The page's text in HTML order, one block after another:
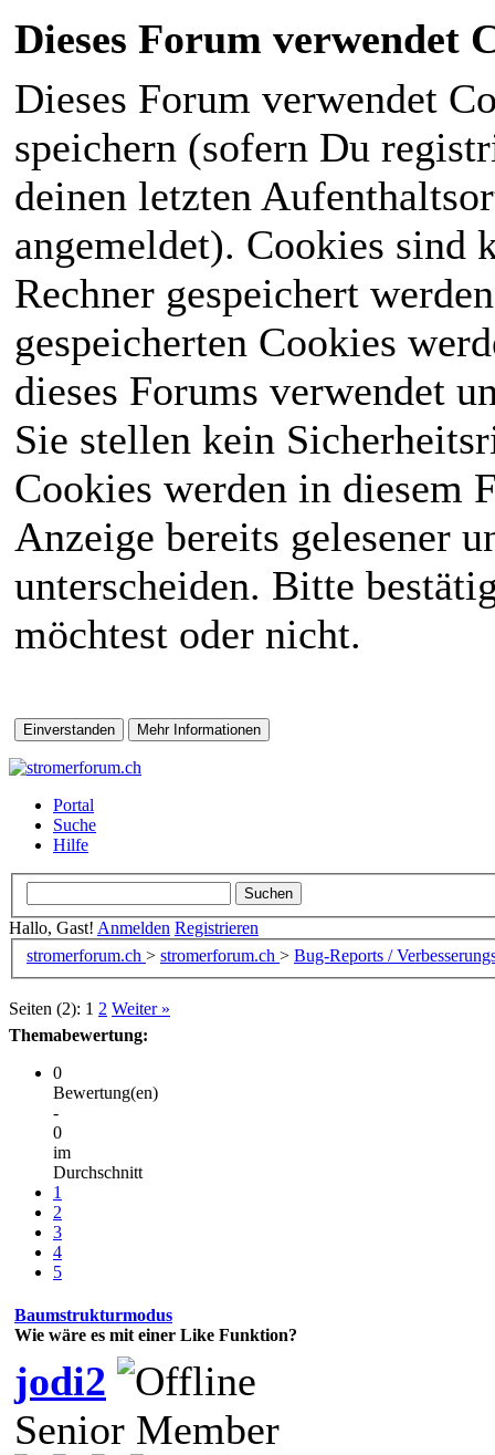
Dieses Forum verwendet
Dieses Forum verwendet
speichern (sofern Du
deinen letzten
angemeldet). Cookies sind
Rechner gespeichert
gespeicherten Cookies
dieses Forums verwendet
Sie stellen kein
Cookies werden in diesem
Anzeige bereits gelesener
unterscheiden. Bitte
möchtest oder nicht.
Portal
Suche
Hilfe
Hallo, Gast! Anmelden Registrieren
stromerforum.ch > stromerforum.ch > Bug-Reports /
Seiten (2): 1 2 Weiter »
Themabewertung:
0
Bewertung(en)
-
0
im
Durchschnitt
1
2
3
4
5
Baumstrukturmodus
Wie wäre es mit einer Like Funktion?
jodi2
Senior Member